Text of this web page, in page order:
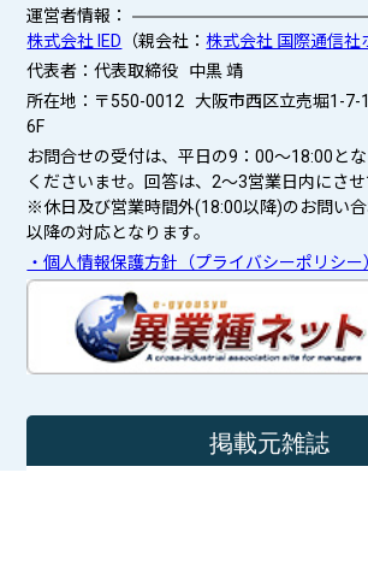
運営者情報：
株式会社 IED （親会社：株式会社 国際通信社
代表者：代表取締役 中黒 靖
所在地：〒550-0012 大阪市西区立売堀1-7-
6F
お問合せの受付は、平日の9：00～18:00と
くださいませ。回答は、2〜3営業日内にさせ
※休日及び営業時間外(18:00以降)のお問い
以降の対応となります。
・個人情報保護方針（プライバシーポリシー
掲載元雑誌